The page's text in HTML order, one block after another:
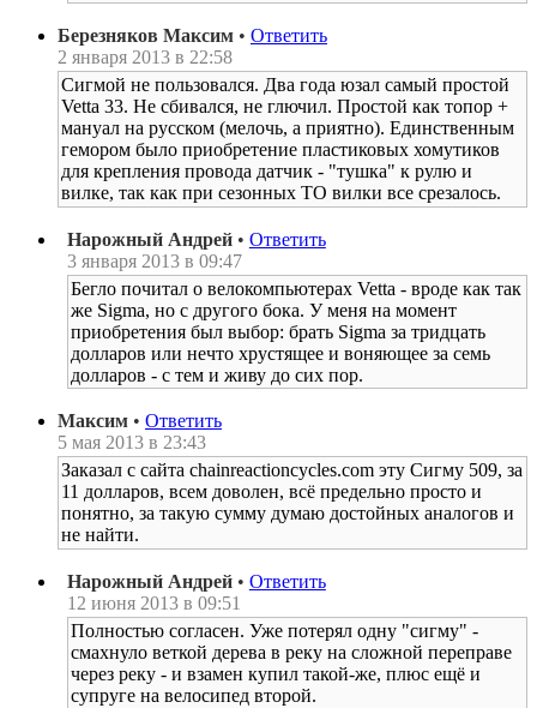
Березняков Максим • Ответить
2 января 2013 в 22:58
Сигмой не пользовался. Два года юзал самый простой
Vetta 33. Не сбивался, не глючил. Простой как топор +
мануал на русском (мелочь, а приятно). Единственным
гемором было приобретение пластиковых хомутиков
для крепления провода датчик - "тушка" к рулю и
вилке, так как при сезонных ТО вилки все срезалось.
Нарожный Андрей • Ответить
3 января 2013 в 09:47
Бегло почитал о велокомпьютерах Vetta - вроде как так
же Sigma, но с другого бока. У меня на момент
приобретения был выбор: брать Sigma за тридцать
долларов или нечто хрустящее и воняющее за семь
долларов - с тем и живу до сих пор.
Максим • Ответить
5 мая 2013 в 23:43
Заказал с сайта chainreactioncycles.com эту Сигму 509, за
11 долларов, всем доволен, всё предельно просто и
понятно, за такую сумму думаю достойных аналогов и
не найти.
Нарожный Андрей • Ответить
12 июня 2013 в 09:51
Полностью согласен. Уже потерял одну "сигму" -
смахнуло веткой дерева в реку на сложной переправе
через реку - и взамен купил такой-же, плюс ещё и
супруге на велосипед второй.